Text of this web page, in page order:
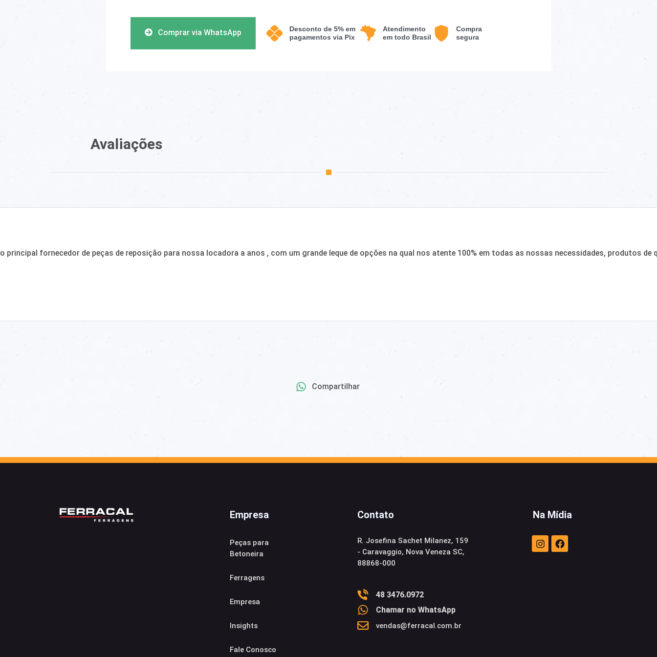
Comprar via WhatsApp
Desconto de 5% em
pagamentos via Pix
Atendimento
em todo Brasil
Compra
segura
Avaliações
fornecedor de peças de reposição para nossa locadora a anos , com um grande leque de opções na qual nos atente 100% em todas as nossas necessidades, produtos de
Compartilhar
Empresa
Peças para
Betoneira
Ferragens
Empresa
Insights​
Fale Conosco
Contato
R. Josefina Sachet Milanez, 159
- Caravaggio, Nova Veneza SC,
88868-000
48 3476.0972
Chamar no WhatsApp
vendas@ferracal.com.br
Na Mídia